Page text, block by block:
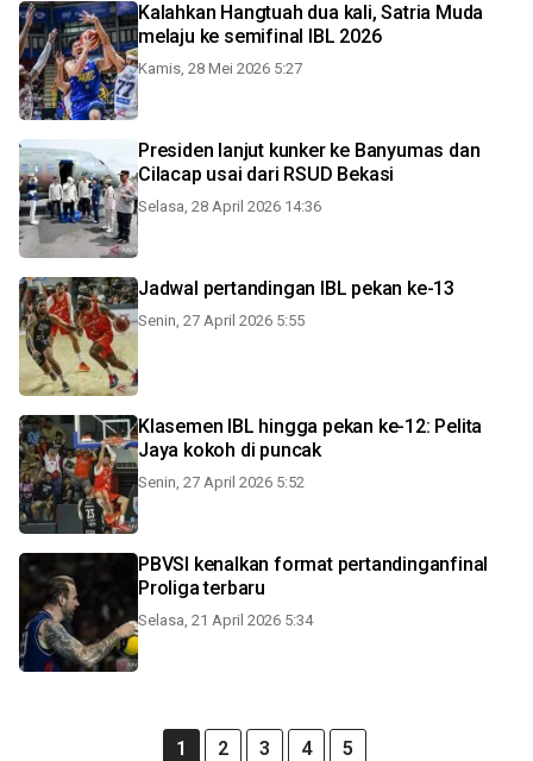
Kalahkan Hangtuah dua kali, Satria Muda
melaju ke semifinal IBL 2026
Kamis, 28 Mei 2026 5:27
Presiden lanjut kunker ke Banyumas dan
Cilacap usai dari RSUD Bekasi
Selasa, 28 April 2026 14:36
Jadwal pertandingan IBL pekan ke-13
Senin, 27 April 2026 5:55
Klasemen IBL hingga pekan ke-12: Pelita
Jaya kokoh di puncak
Senin, 27 April 2026 5:52
PBVSI kenalkan format pertandinganfinal
Proliga terbaru
Selasa, 21 April 2026 5:34
1 2 3 4 5